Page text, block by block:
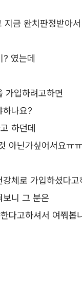
지금 완치판정받아서
였는데
가입하려고하면
하나요?
하던데
아닌가싶어서요ㅠㅠ
체로 가입하셨다고
보니 그 분은
다고하셔서 여쭤봅